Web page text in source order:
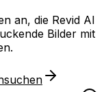
an, die Revid AI
Bilder mit